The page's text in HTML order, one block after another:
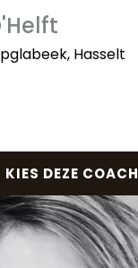
Hasselt
KIES DEZE COACH